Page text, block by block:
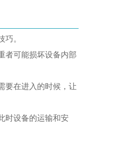
。
者可能损坏设备内部
要在进入的时候，让
时设备的运输和安